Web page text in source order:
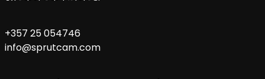
+357 25 054746
info@sprutcam.com